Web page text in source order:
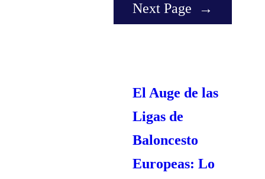
Next Page
→
El Auge de las
Ligas de
Baloncesto
Europeas: Lo